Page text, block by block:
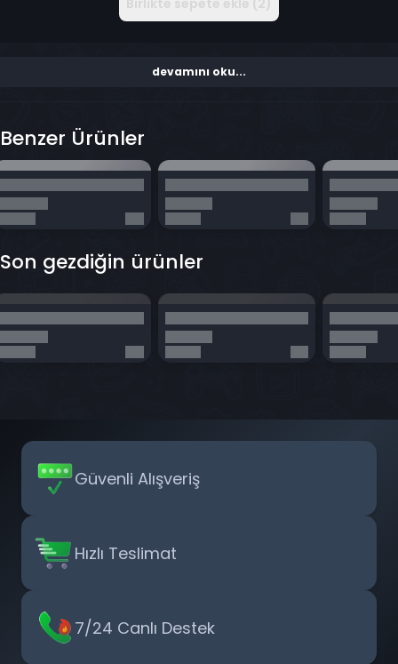
devamını oku...
Benzer Ürünler
Son gezdiğin ürünler
Güvenli Alışveriş
Hızlı Teslimat
7/24 Canlı Destek